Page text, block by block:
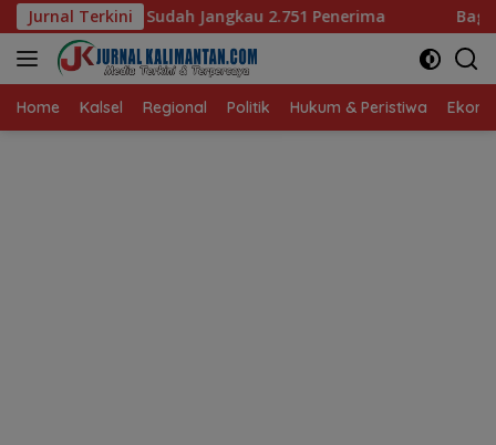
Langsung
ke
konten
Jurnal Terkini
Jangkau 2.751 Penerima Bagaimana KIP Hadapi
Home Kalsel Regional Politik Hukum & Peristiwa